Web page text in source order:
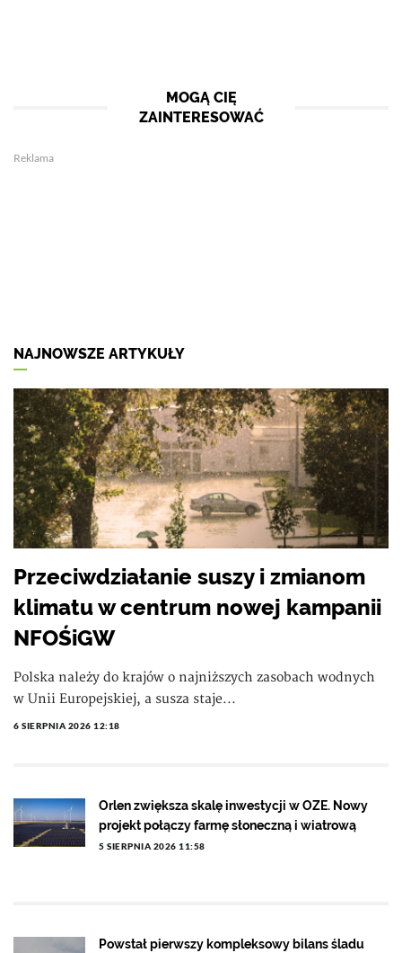
MOGĄ CIĘ
ZAINTERESOWAĆ
Reklama
NAJNOWSZE ARTYKUŁY
Przeciwdziałanie suszy i zmianom
klimatu w centrum nowej kampanii
NFOŚiGW
Polska należy do krajów o najniższych zasobach wodnych
w Unii Europejskiej, a susza staje...
6 SIERPNIA 2026 12:18
Orlen zwiększa skalę inwestycji w OZE. Nowy
projekt połączy farmę słoneczną i wiatrową
5 SIERPNIA 2026 11:58
Powstał pierwszy kompleksowy bilans śladu